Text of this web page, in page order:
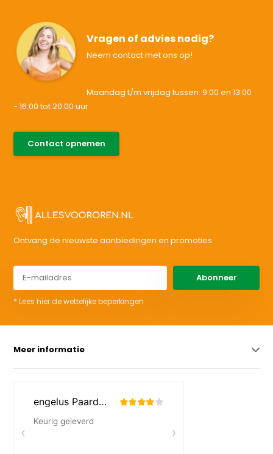
Vragen of advies nodig?
Neem contact met ons op!
Maandag t/m vrijdag tussen: 9:00 en 13:00
- 16:00 tot 20.00 uur
Contact opnemen
Ontvang de nieuwste aanbiedingen en promoties
Abonneer
* Lees hier de wettelijke beperkingen
Meer informatie